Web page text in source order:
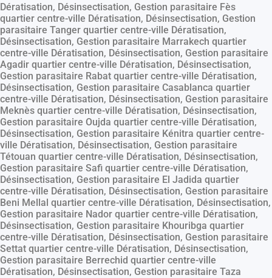
Dératisation, Désinsectisation, Gestion parasitaire Fès
quartier centre-ville Dératisation, Désinsectisation, Gestion
parasitaire Tanger quartier centre-ville Dératisation,
Désinsectisation, Gestion parasitaire Marrakech quartier
centre-ville Dératisation, Désinsectisation, Gestion parasitaire
Agadir quartier centre-ville Dératisation, Désinsectisation,
Gestion parasitaire Rabat quartier centre-ville Dératisation,
Désinsectisation, Gestion parasitaire Casablanca quartier
centre-ville Dératisation, Désinsectisation, Gestion parasitaire
Meknès quartier centre-ville Dératisation, Désinsectisation,
Gestion parasitaire Oujda quartier centre-ville Dératisation,
Désinsectisation, Gestion parasitaire Kénitra quartier centre-
ville Dératisation, Désinsectisation, Gestion parasitaire
Tétouan quartier centre-ville Dératisation, Désinsectisation,
Gestion parasitaire Safi quartier centre-ville Dératisation,
Désinsectisation, Gestion parasitaire El Jadida quartier
centre-ville Dératisation, Désinsectisation, Gestion parasitaire
Beni Mellal quartier centre-ville Dératisation, Désinsectisation,
Gestion parasitaire Nador quartier centre-ville Dératisation,
Désinsectisation, Gestion parasitaire Khouribga quartier
centre-ville Dératisation, Désinsectisation, Gestion parasitaire
Settat quartier centre-ville Dératisation, Désinsectisation,
Gestion parasitaire Berrechid quartier centre-ville
Dératisation, Désinsectisation, Gestion parasitaire Taza